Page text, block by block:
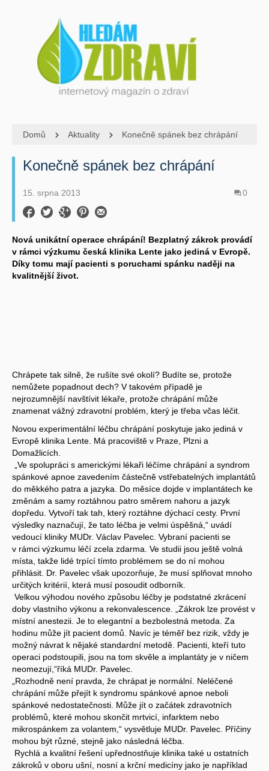
Domů Aktuality Konečně spánek bez chrápání
Konečně spánek bez chrápání
15. srpna 2013 0
Nová unikátní operace chrápání! Bezplatný zákrok provádí
v rámci výzkumu česká klinika Lente jako jediná v Evropě.
Díky tomu mají pacienti s poruchami spánku naději na
kvalitnější život.
Chrápete tak silně, že rušíte své okolí? Budíte se, protože
nemůžete popadnout dech? V takovém případě je
nejrozumnější navštívit lékaře, protože chrápání může
znamenat vážný zdravotní problém, který je třeba včas léčit.
Novou experimentální léčbu chrápání poskytuje jako jediná v
Evropě klinika Lente. Má pracoviště v Praze, Plzni a
Domažlicích.
„Ve spolupráci s americkými lékaři léčíme chrápání a syndrom
spánkové apnoe zavedením částečně vstřebatelných implantátů
do měkkého patra a jazyka. Do měsíce dojde v implantátech ke
změnám a samy roztáhnou patro směrem nahoru a jazyk
dopředu. Vytvoří tak tah, který roztáhne dýchací cesty. První
výsledky naznačují, že tato léčba je velmi úspěšná,“ uvádí
vedoucí kliniky MUDr. Václav Pavelec. Vybraní pacienti se
v rámci výzkumu léčí zcela zdarma. Ve studii jsou ještě volná
místa, takže lidé trpící tímto problémem se do ní mohou
přihlásit. Dr. Pavelec však upozorňuje, že musí splňovat mnoho
určitých kritérií, která musí posoudit odborník.
Velkou výhodou nového způsobu léčby je podstatné zkrácení
doby vlastního výkonu a rekonvalescence. „Zákrok lze provést v
místní anestezii. Je to elegantní a bezbolestná metoda. Za
hodinu může jít pacient domů. Navíc je téměř bez rizik, vždy je
možný návrat k nějaké standardní metodě. Pacienti, kteří tuto
operaci podstoupili, jsou na tom skvěle a implantáty je v ničem
neomezují,“říká MUDr. Pavelec.
„Rozhodně není pravda, že chrápat je normální. Neléčené
chrápání může přejít k syndromu spánkové apnoe neboli
spánkové nedostatečnosti. Může jít o začátek zdravotních
problémů, které mohou skončit mrtvicí, infarktem nebo
mikrospánkem za volantem,“ vysvětluje MUDr. Pavelec. Příčiny
mohou být různé, stejně jako následná léčba.
Rychlá a kvalitní řešení upřednostňuje klinika také u ostatních
zákroků v oboru ušní, nosní a krční medicíny jako je například